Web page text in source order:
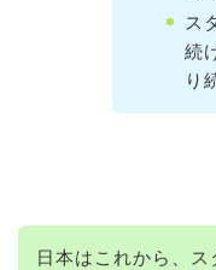
ス
続
り
日本はこれから、